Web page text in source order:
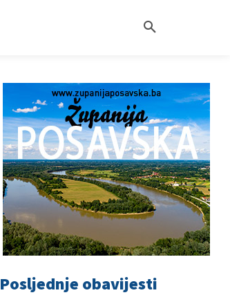
Posljednje obavijesti